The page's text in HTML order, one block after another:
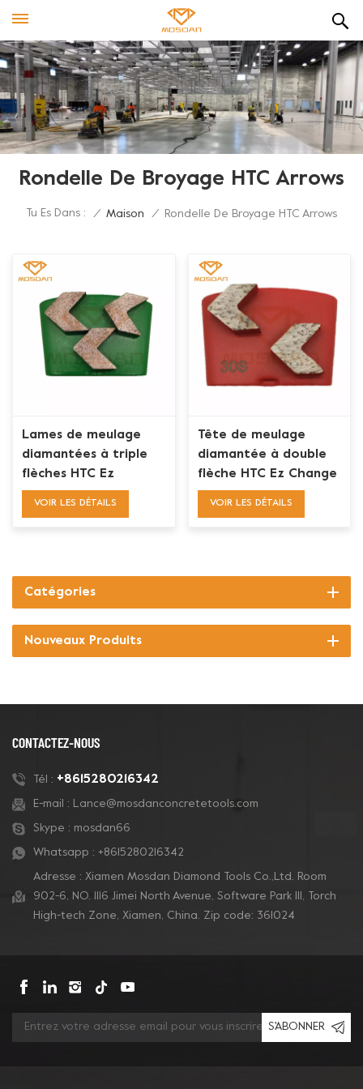
Rondelle De Broyage HTC Arrows
Tu Es Dans : / Maison / Rondelle De Broyage HTC Arrows
Lames de meulage
diamantées à triple
flèches HTC Ez
Change pour la
VOIR LES DÉTAILS
Tête de meulage
diamantée à double
flèche HTC Ez Change
VOIR LES DÉTAILS
Catégories
Nouveaux Produits
CONTACTEZ-NOUS
Tél : +8615280216342
E-mail : Lance@mosdanconcretetools.com
Skype : mosdan66
Whatsapp : +8615280216342
Adresse : Xiamen Mosdan Diamond Tools Co.,Ltd. Room
902-6, NO. 1116 Jimei North Avenue, Software Park Ill, Torch
High-tech Zone, Xiamen, China. Zip code: 361024
S'ABONNER